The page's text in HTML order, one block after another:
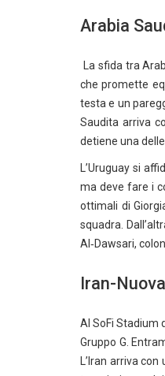
Arabia
La sfida tra
che promette
testa e un
Saudita arriva
detiene una
L’Uruguay si
ma deve fare i
ottimali di
squadra.
Al‑Dawsari,
Iran-
Al SoFi Stadium
Gruppo G.
L’Iran arriva